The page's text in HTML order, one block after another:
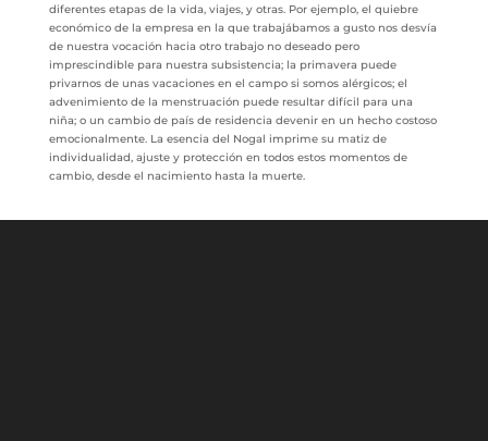
diferentes etapas de la vida, viajes, y otras. Por ejemplo, el quiebre
económico de la empresa en la que trabajábamos a gusto nos desvía
de nuestra vocación hacia otro trabajo no deseado pero
imprescindible para nuestra subsistencia; la primavera puede
privarnos de unas vacaciones en el campo si somos alérgicos; el
advenimiento de la menstruación puede resultar difícil para una
niña; o un cambio de país de residencia devenir en un hecho costoso
emocionalmente. La esencia del Nogal imprime su matiz de
individualidad, ajuste y protección en todos estos momentos de
cambio, desde el nacimiento hasta la muerte.